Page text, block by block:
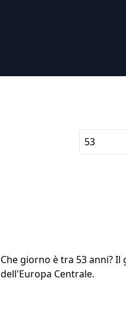
Che giorno è tra 53 anni? Il
dell'Europa Centrale.